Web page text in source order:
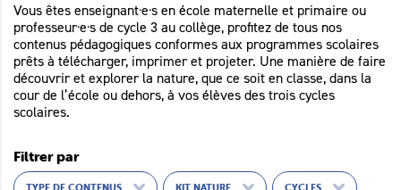
Vous êtes enseignant·e·s en école maternelle et primaire ou
professeur·e·s de cycle 3 au collège, profitez de tous nos
contenus pédagogiques conformes aux programmes scolaires
prêts à télécharger, imprimer et projeter. Une manière de faire
découvrir et explorer la nature, que ce soit en classe, dans la
cour de l’école ou dehors, à vos élèves des trois cycles
scolaires.
Filtrer par
TYPE DE CONTENUS KIT NATURE CYCLES